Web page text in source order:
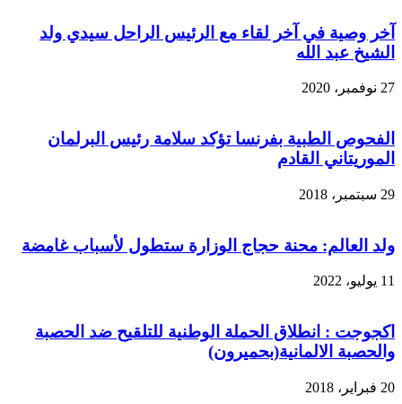
آخر وصية في آخر لقاء مع الرئيس الراحل سيدي ولد
الشيخ عبد الله
27 نوفمبر، 2020
الفحوص الطبیة بفرنسا تؤكد سلامة رئیس البرلمان
الموريتاني القادم
29 سبتمبر، 2018
ولد العالم: محنة حجاج الوزارة ستطول لأسباب غامضة
11 يوليو، 2022
اكجوجت : انطلاق الحملة الوطنية للتلقيح ضد الحصبة
والحصبة الالمانية(بحميرون)
20 فبراير، 2018